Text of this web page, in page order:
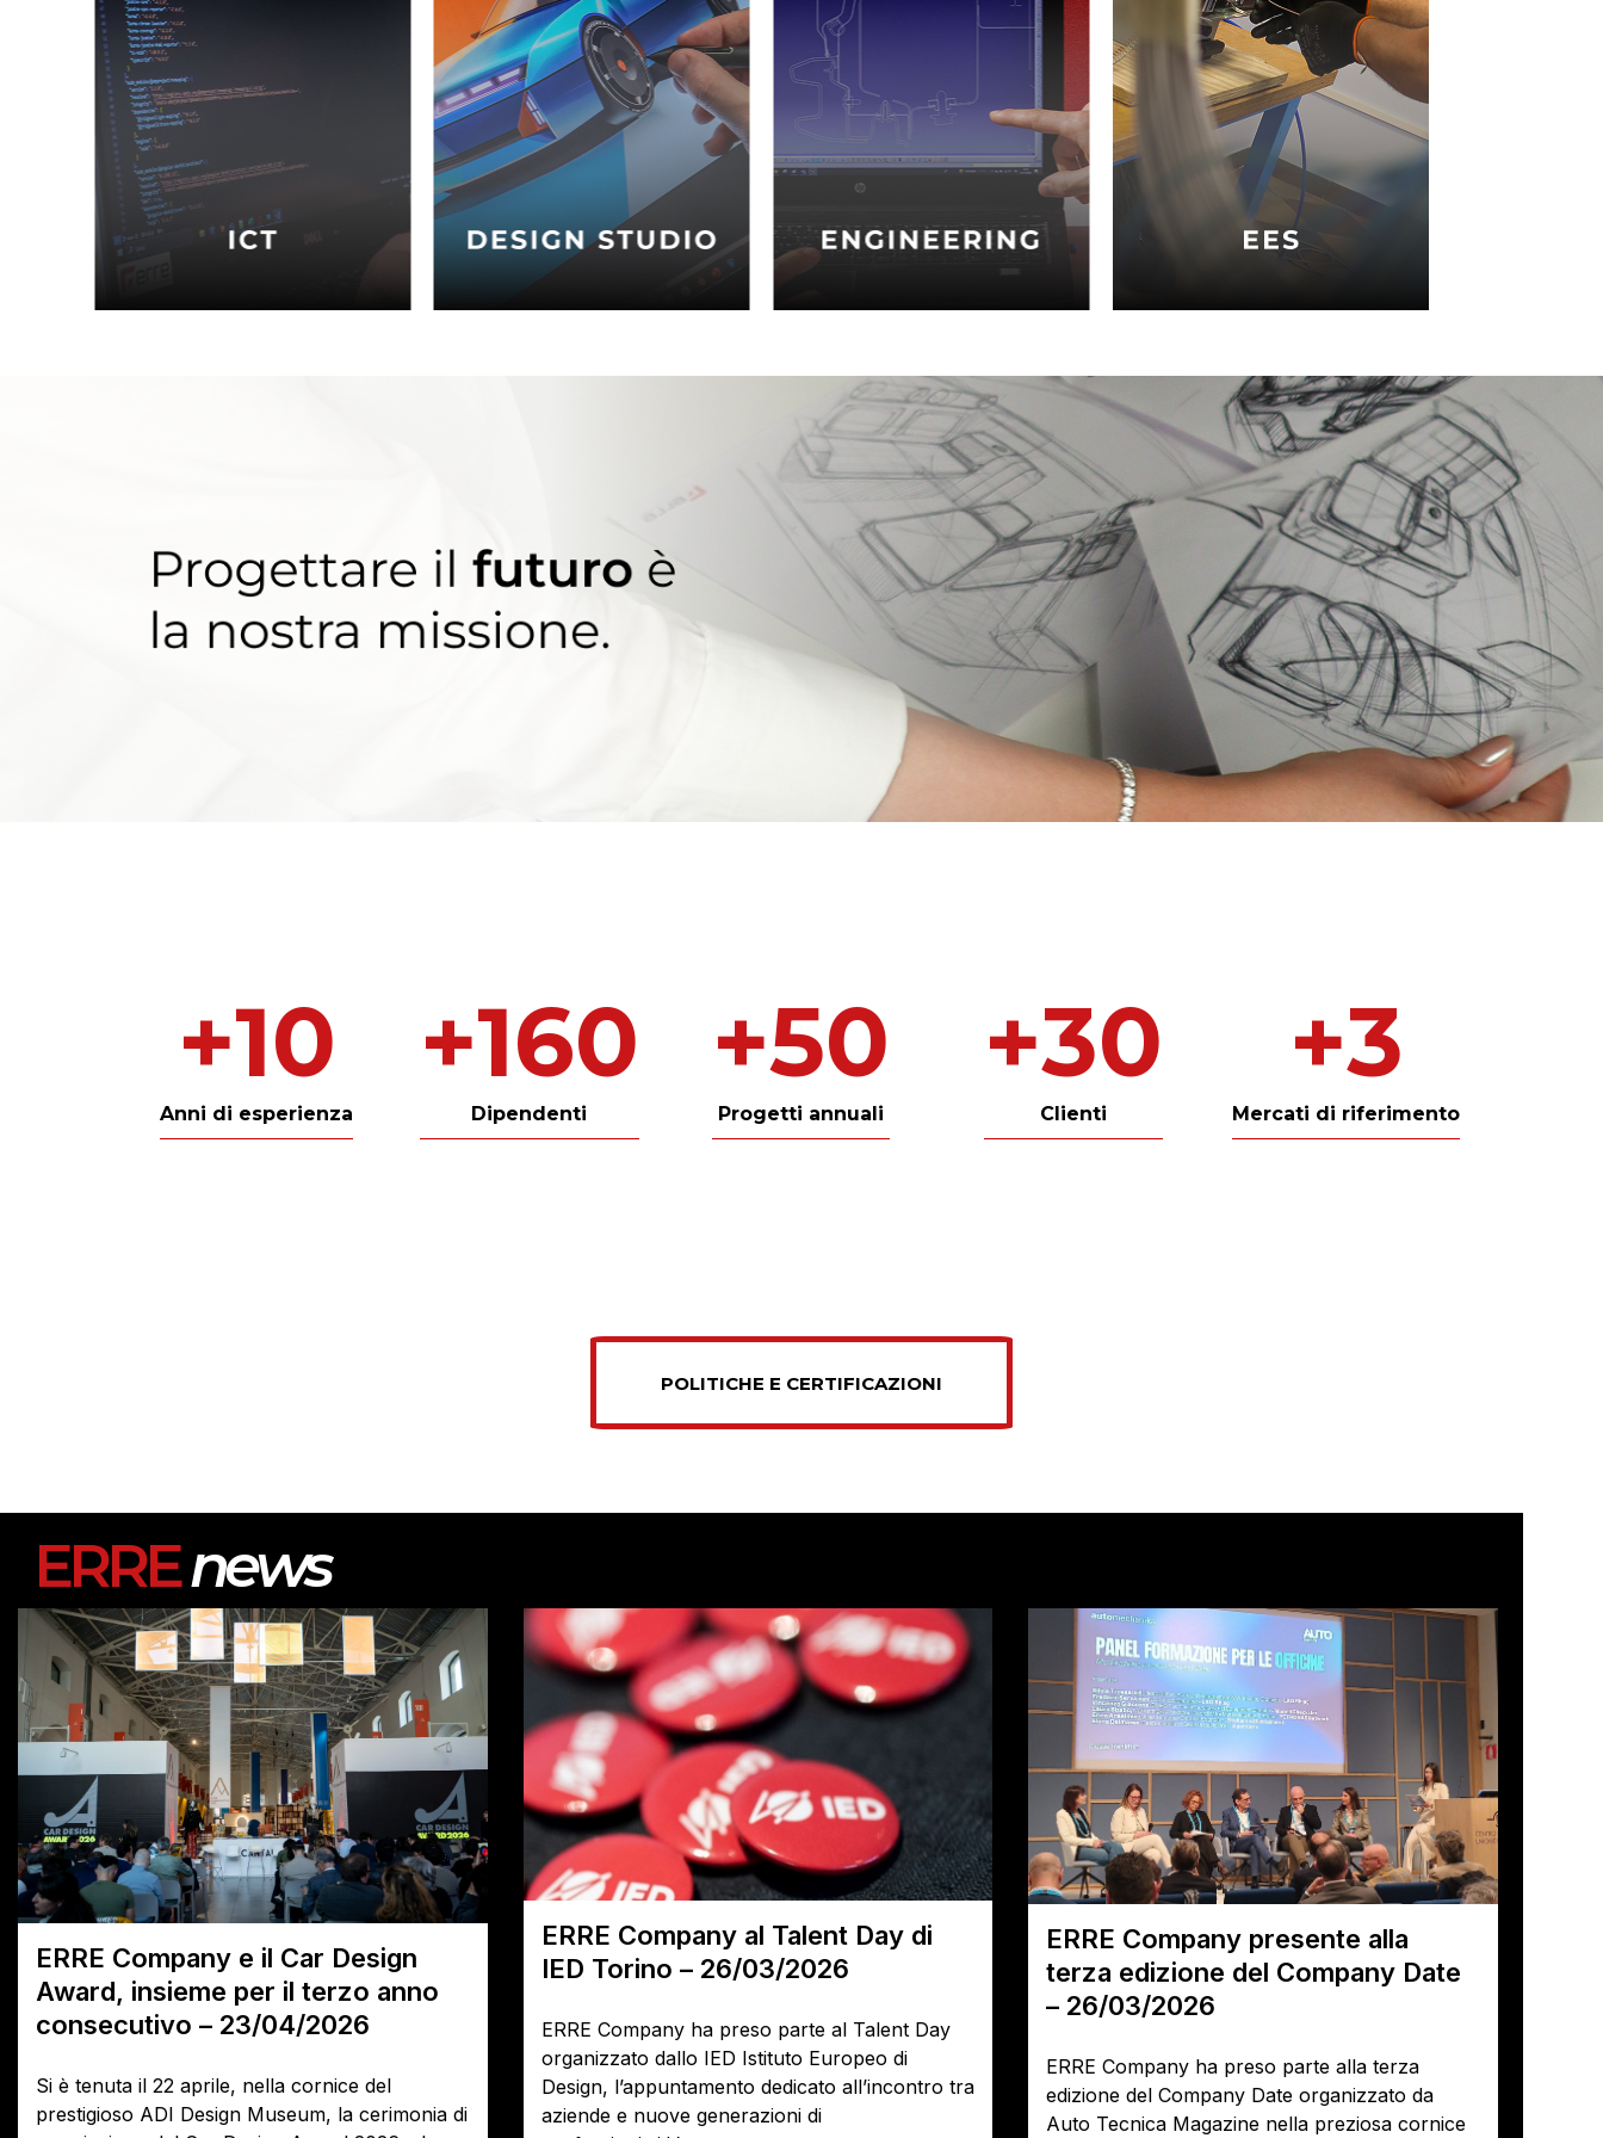
Anni di esperienza
+10
Dipendenti
+160
Progetti annuali
+50
Clienti
+30
Mercati di riferimento
+3
POLITICHE E CERTIFICAZIONI​
ERREnews
ERRE Company e il Car Design
Award, insieme per il terzo anno
consecutivo – 23/04/2026
Si è tenuta il 22 aprile, nella cornice del
prestigioso ADI Design Museum, la cerimonia di
ERRE Company al Talent Day di
IED Torino – 26/03/2026
ERRE Company ha preso parte al Talent Day
organizzato dallo IED Istituto Europeo di
Design, l’appuntamento dedicato all’incontro tra
aziende e nuove generazioni di
ERRE Company presente alla
terza edizione del Company Date
– 26/03/2026
ERRE Company ha preso parte alla terza
edizione del Company Date organizzato da
Auto Tecnica Magazine nella preziosa cornice